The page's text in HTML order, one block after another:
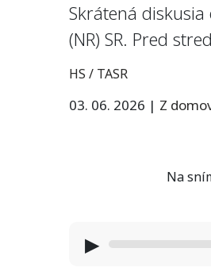
Skrátená
(NR) SR. Pred
HS / TASR
03. 06. 2026 | Z
Na
▶